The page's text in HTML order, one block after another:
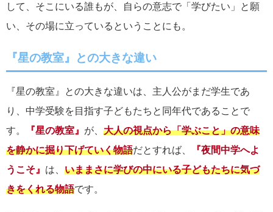
して、そこにいる誰もが、自らの意志で「学びたい」と願
い、その場に立っているということにも。
『星の教室』との大きな違い
『星の教室』との大きな違いは、主人公がまだ学生であ
り、中学受験を目指す子どもたちと同年代であることで
す。
『星の教室』 が、 大人の視点から「学ぶこと」の意味
を静かに掘り下げていく物語だとすれば、
『夜間中学へよ
うこそ』 は、 いままさに学びの中にいる子どもたちに気づ
きをくれる物語です。